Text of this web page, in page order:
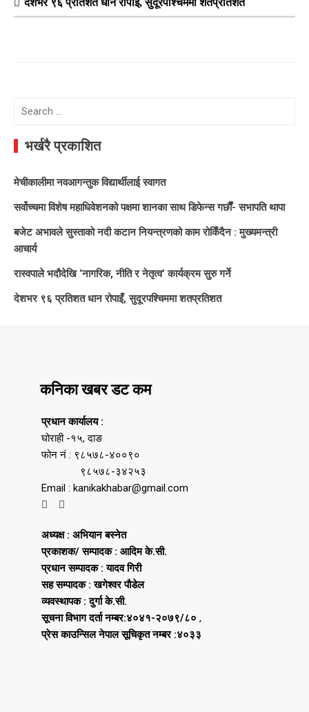
Search
भर्खरै प्रकाशित
मेचीकालीमा नवआगन्तुक विद्यार्थीलाई स्वागत
सर्वोच्चमा विशेष महाधिवेशनको पक्षमा शानका साथ डिफेन्स गर्छौं- सभापति थापा
बजेट अभावले सुस्ताको नदी कटान नियन्त्रणको काम रोकिँदैन : मुख्यमन्त्री
आचार्य
रास्वपाले भदौदेखि ‘नागरिक, नीति र नेतृत्व’ कार्यक्रम सुरु गर्ने
देशभर ९६ प्रतिशत धान रोपाइँ, सुदूरपश्चिममा शतप्रतिशत
कनिका खबर डट कम
प्रधान कार्यालय :
घोराही -१५, दाङ
फोन नं : ९८५७८-४००९०
९८५७८-३४२५३
Email : kanikakhabar@gmail.com
अध्यक्ष : अभियान बस्नेत
प्रकाशक/ सम्पादक : आदिम के.सी.
प्रधान सम्पादक : यादव गिरी
सह सम्पादक : खगेश्वर पौडेल
व्यवस्थापक : दुर्गा के.सी.
सूचना विभाग दर्ता नम्बर:४०४१-२०७९/८० ,
प्रेस काउन्सिल नेपाल सूचिकृत नम्बर :४०३३